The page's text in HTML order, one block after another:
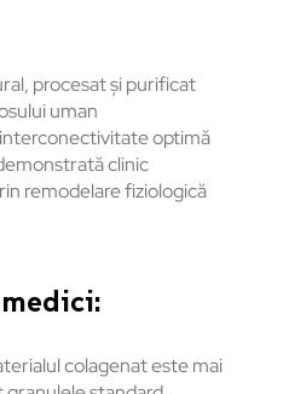
procesat și purificat
uman
optimă
clinic
remodelare fiziologică
colagenat este mai